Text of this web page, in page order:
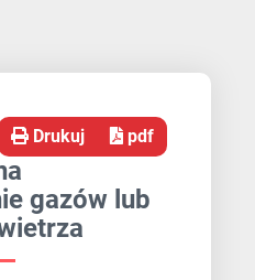
Drukuj pdf
gazów lub